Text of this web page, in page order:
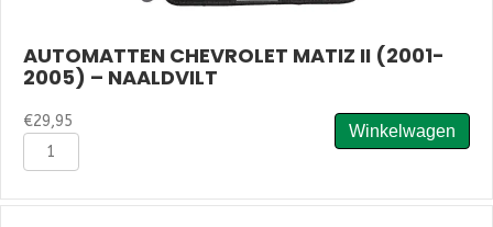
AUTOMATTEN CHEVROLET MATIZ II (2001-
2005) – NAALDVILT
€29,95
Automatten
Chevrolet
II
Winkelwagen